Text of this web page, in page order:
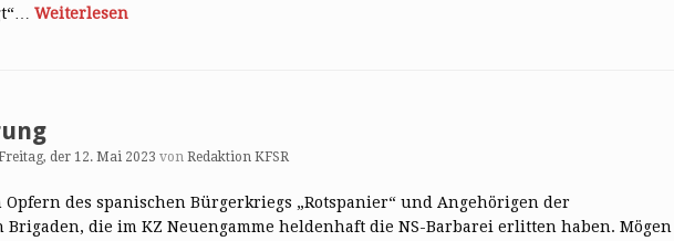
Weiterlesen
der 12. Mai 2023 von Redaktion KFSR
Opfern des spanischen Bürgerkriegs „Rotspanier“ und Angehörigen der
die im KZ Neuengamme heldenhaft die NS-Barbarei erlitten haben. Mögen